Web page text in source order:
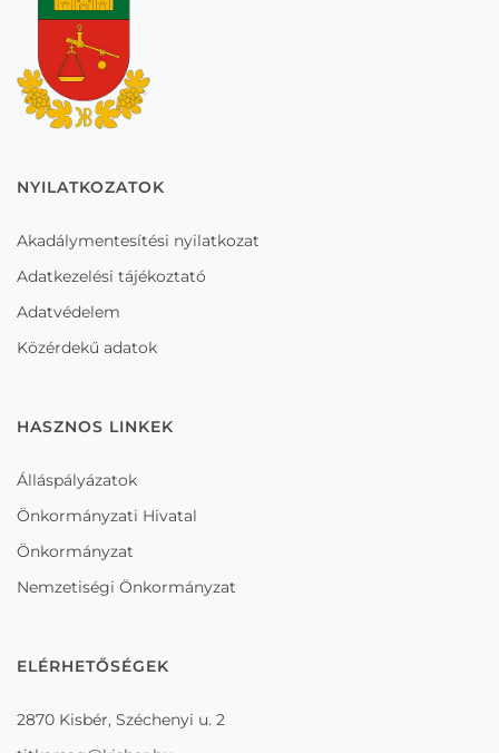
NYILATKOZATOK
Akadálymentesítési nyilatkozat
Adatkezelési tájékoztató
Adatvédelem
Közérdekű adatok
HASZNOS LINKEK
Álláspályázatok
Önkormányzati Hivatal
Önkormányzat
Nemzetiségi Önkormányzat
ELÉRHETŐSÉGEK
2870 Kisbér, Széchenyi u. 2